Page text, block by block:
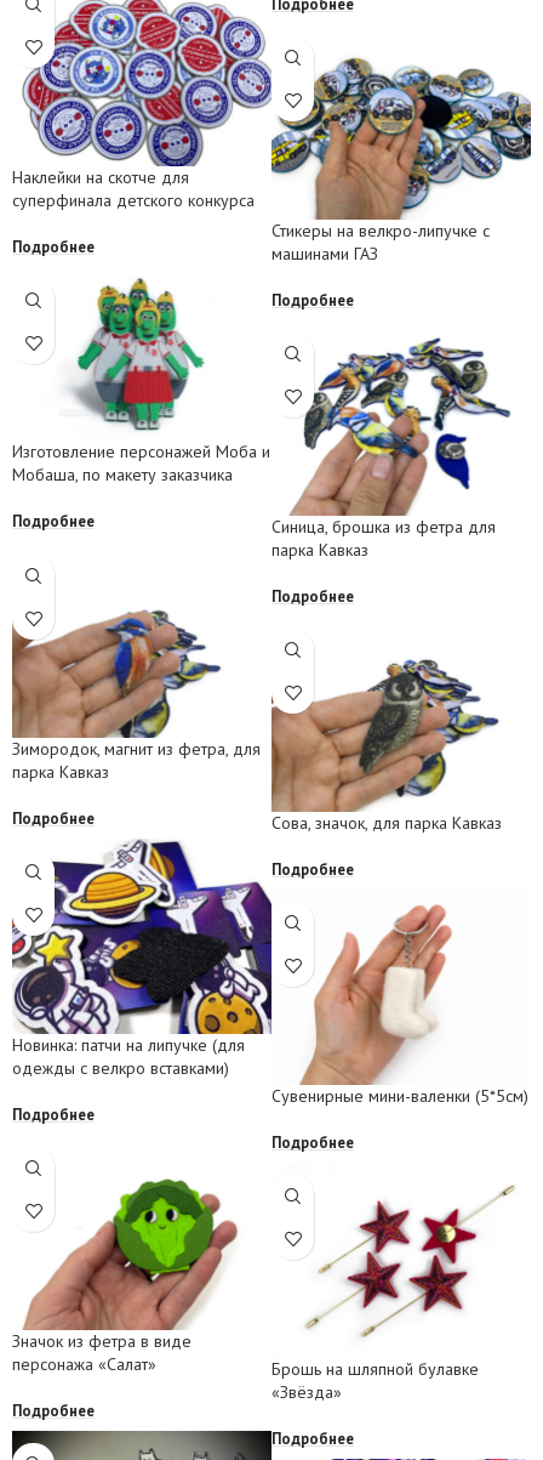
Наклейки на скотче для
суперфинала детского конкурса
Подробнее
Стикеры на велкро-липучке с
машинами ГАЗ
Подробнее
Изготовление персонажей Моба и
Мобаша, по макету заказчика
Подробнее
Синица, брошка из фетра для
парка Кавказ
Подробнее
Зимородок, магнит из фетра, для
парка Кавказ
Подробнее Сова, значок, для парка Кавказ
Подробнее
Новинка: патчи на липучке (для
одежды с велкро вставками)
Подробнее
Сувенирные мини-валенки (5*5см)
Подробнее
Значок из фетра в виде
персонажа «Салат»
Подробнее
Брошь на шляпной булавке
«Звёзда»
Подробнее